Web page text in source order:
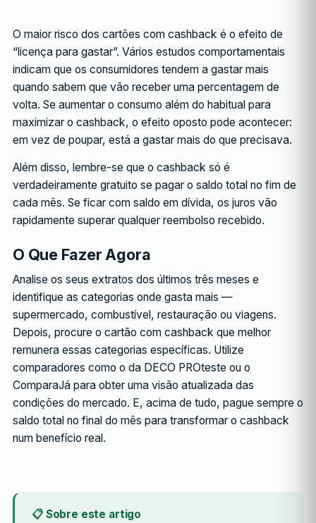
O maior risco dos cartões com cashback é o efeito de
“licença para gastar”. Vários estudos comportamentais
indicam que os consumidores tendem a gastar mais
quando sabem que vão receber uma percentagem de
volta. Se aumentar o consumo além do habitual para
maximizar o cashback, o efeito oposto pode acontecer:
em vez de poupar, está a gastar mais do que precisava.
Além disso, lembre-se que o cashback só é
verdadeiramente gratuito se pagar o saldo total no fim de
cada mês. Se ficar com saldo em dívida, os juros vão
rapidamente superar qualquer reembolso recebido.
O Que Fazer Agora
Analise os seus extratos dos últimos três meses e
identifique as categorias onde gasta mais —
supermercado, combustível, restauração ou viagens.
Depois, procure o cartão com cashback que melhor
remunera essas categorias específicas. Utilize
comparadores como o da DECO PROteste ou o
ComparaJá para obter uma visão atualizada das
condições do mercado. E, acima de tudo, pague sempre o
saldo total no final do mês para transformar o cashback
num benefício real.
📋 Sobre este artigo